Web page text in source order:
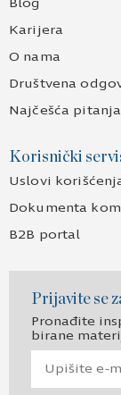
Karijera
O nama
Društvena
Najčešća pitanja
Korisnički
Uslovi
Dokumenta
B2B portal
Prijavite se
Pronađite
birane